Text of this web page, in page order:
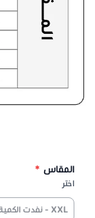
المقاس *
اختر
XXL - نفدت الكمية